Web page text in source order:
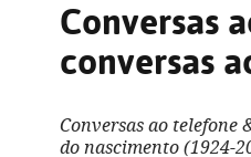
Conversas
conversas
Conversas ao telefone
do nascimento (1924-